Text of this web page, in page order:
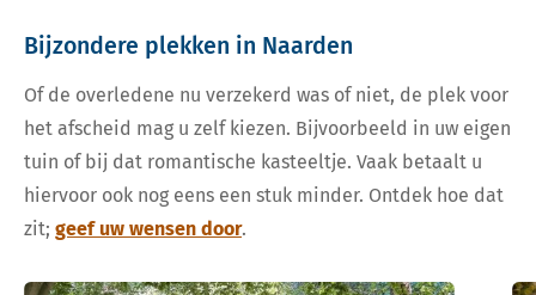
Bijzondere plekken in Naarden
Of de overledene nu verzekerd was of niet, de plek voor
het afscheid mag u zelf kiezen. Bijvoorbeeld in uw eigen
tuin of bij dat romantische kasteeltje. Vaak betaalt u
hiervoor ook nog eens een stuk minder. Ontdek hoe dat
zit; geef uw wensen door.